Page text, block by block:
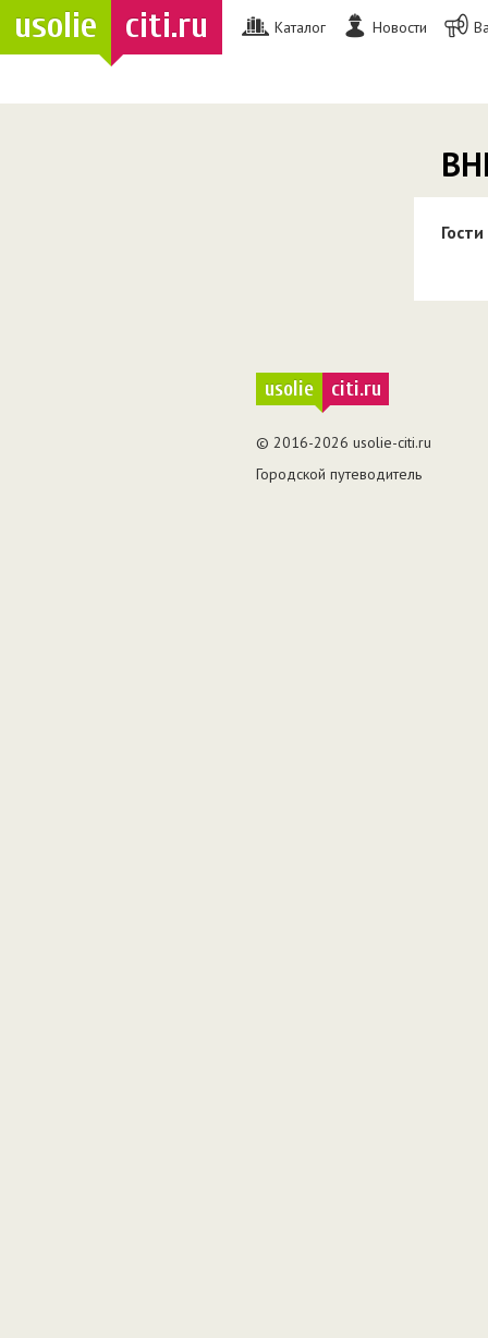
usolie citi.ru Каталог Новости
Гости
usolie citi.ru
© 2016-2026 usolie-citi.ru
Городской путеводитель